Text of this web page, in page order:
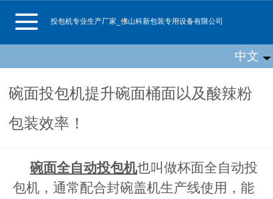
投包机专业生产厂家_佛山科新包装专用设备有限公司
中文
中文
English
碗面投包机提升碗面桶面以及酸辣粉
包装效率！
碗面全自动投包机也叫做杯面全自动投
包机，通常配合封碗盖机生产线使用，能